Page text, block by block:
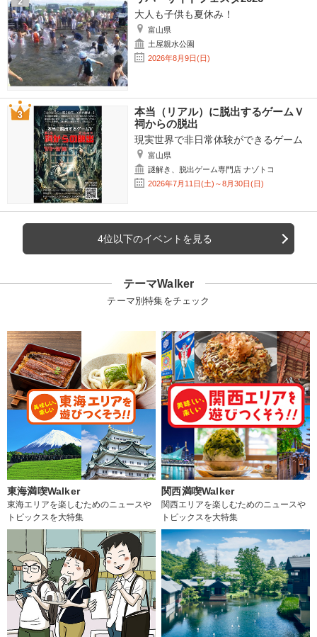
大人も子供も夏休み！
富山県
土屋親水公園
2026年8月9日(日)
本当（リアル）に脱出するゲームＶ
祠からの脱出
現実世界で非日常体験ができるゲーム
富山県
謎解き、脱出ゲーム専門店 ナゾトコ
2026年7月11日(土)～8月30日(日)
4位以下のイベントを見る
テーマWalker
テーマ別特集をチェック
東海満喫Walker
東海エリアを楽しむためのニュースや
トピックスを大特集
関西満喫Walker
関西エリアを楽しむためのニュースや
トピックスを大特集